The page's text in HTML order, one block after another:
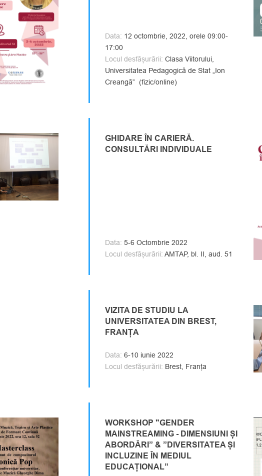
Data: 12 octombrie, 2022, orele 09:00-
17:00
Locul desfășurării: Clasa Viitorului,
Universitatea Pedagogică de Stat „Ion
Creangă” (fizic/online)
GHIDARE ÎN CARIERĂ.
CONSULTĂRI INDIVIDUALE
Data: 5-6 Octombrie 2022
Locul desfășurării: AMTAP, bl. II, aud. 51
VIZITA DE STUDIU LA
UNIVERSITATEA DIN BREST,
FRANȚA
Data: 6-10 iunie 2022
Locul desfășurării: Brest, Franța
WORKSHOP "GENDER
MAINSTREAMING - DIMENSIUNI ȘI
ABORDĂRI” & ”DIVERSITATEA ȘI
INCLUZINE ÎN MEDIUL
EDUCAȚIONAL”